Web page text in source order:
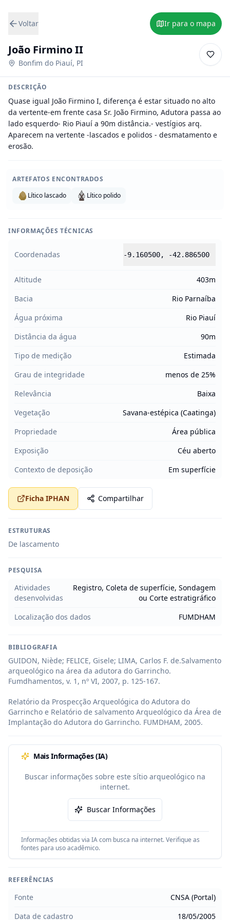
Voltar Ir para o mapa
João Firmino II
Bonfim do Piauí, PI
DESCRIÇÃO
Quase igual João Firmino I, diferença é estar situado no alto
da vertente-em frente casa Sr. João Firmino, Adutora passa ao
lado esquerdo- Rio Piauí a 90m distância.- vestígios arq.
Aparecem na vertente -lascados e polidos - desmatamento e
erosão.
ARTEFATOS ENCONTRADOS
Lítico lascado
Lítico polido
INFORMAÇÕES TÉCNICAS
Coordenadas -9.160500, -42.886500
Altitude
403m
Bacia
Rio Parnaíba
Água próxima
Rio Piauí
Distância da água
90m
Tipo de medição
Estimada
Grau de integridade
menos de 25%
Relevância
Baixa
Vegetação
Savana-estépica (Caatinga)
Propriedade
Área pública
Exposição
Céu aberto
Contexto de deposição
Em superfície
Ficha IPHAN Compartilhar
ESTRUTURAS
De lascamento
PESQUISA
Atividades
desenvolvidas
Registro, Coleta de superfície, Sondagem
ou Corte estratigráfico
Localização dos dados
FUMDHAM
BIBLIOGRAFIA
GUIDON, Niède; FELICE, Gisele; LIMA, Carlos F. de.Salvamento
arqueológico na área da adutora do Garrincho.
Fumdhamentos, v. 1, nº VI, 2007, p. 125-167.
Relatório da Prospecção Arqueológica do Adutora do
Garrincho e Relatório de salvamento Arqueológico da Área de
Implantação do Adutora do Garrincho. FUMDHAM, 2005.
Mais Informações (IA)
Buscar informações sobre este sítio arqueológico na
internet.
Buscar Informações
Informações obtidas via IA com busca na internet. Verifique as
fontes para uso acadêmico.
REFERÊNCIAS
Fonte
CNSA (Portal)
Data de cadastro
18/05/2005